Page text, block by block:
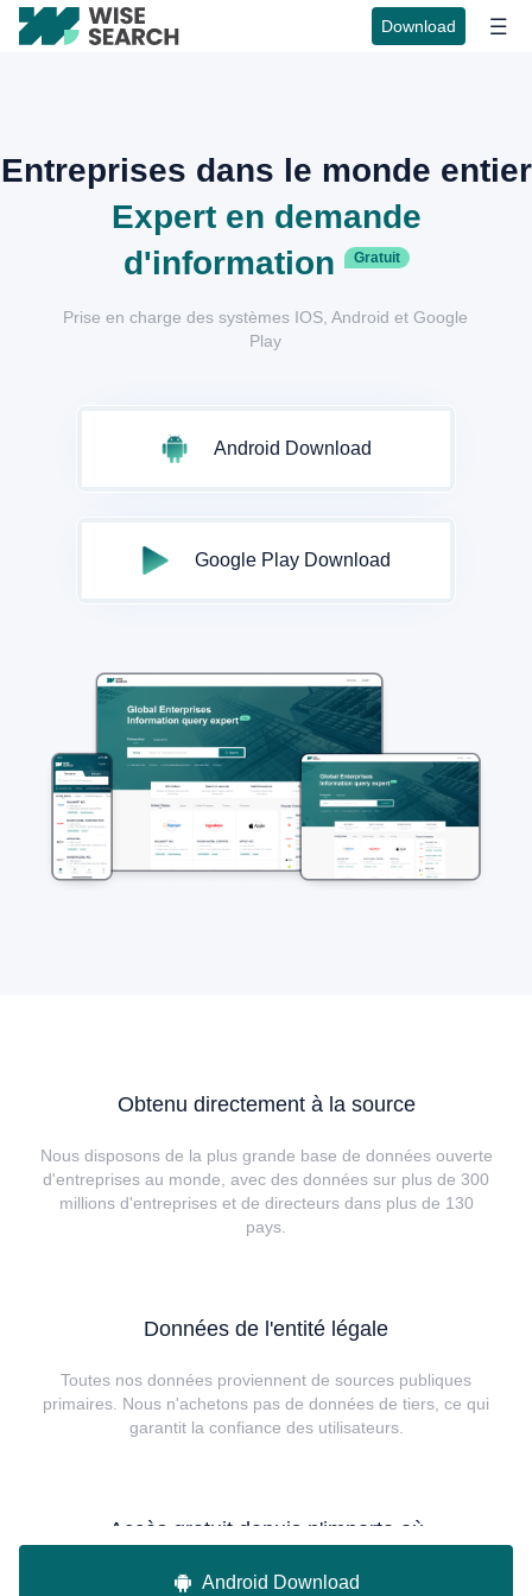
Download
Entreprises dans le monde entier
Expert en demande
d'information
Gratuit
Prise en charge des systèmes IOS, Android et Google
Play
Android Download
Google Play Download
Obtenu directement à la source
Nous disposons de la plus grande base de données ouverte
d'entreprises au monde, avec des données sur plus de 300
millions d'entreprises et de directeurs dans plus de 130
pays.
Données de l'entité légale
Toutes nos données proviennent de sources publiques
primaires. Nous n'achetons pas de données de tiers, ce qui
garantit la confiance des utilisateurs.
Accès gratuit depuis n'importe où
Le site officiel de Wiki Global prend en charge plus d'une
Android Download